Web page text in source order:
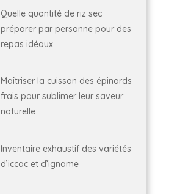
Quelle quantité de riz sec
préparer par personne pour des
repas idéaux
Maîtriser la cuisson des épinards
frais pour sublimer leur saveur
naturelle
Inventaire exhaustif des variétés
d’iccac et d’igname